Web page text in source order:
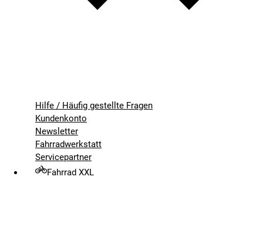
Hilfe / Häufig gestellte Fragen
Kundenkonto
Newsletter
Fahrradwerkstatt
Servicepartner
Fahrrad XXL